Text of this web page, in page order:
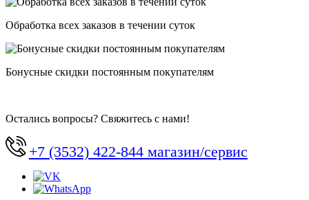
Обработка всех заказов в течении суток
Бонусные скидки постоянным покупателям
Остались вопросы? Свяжитесь с нами!
+7 (3532) 422-844 магазин/сервис